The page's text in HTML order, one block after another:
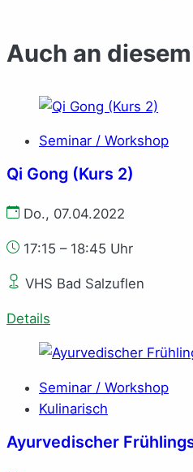
Auch an
Seminar / Workshop
Qi Gong (Kurs 2)
Do., 07.04.2022
17:15 – 18:45 Uhr
VHS Bad Salzuflen
Details
Seminar / Workshop
Kulinarisch
Ayurvedischer